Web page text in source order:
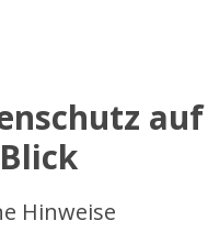
auf
Hinweise